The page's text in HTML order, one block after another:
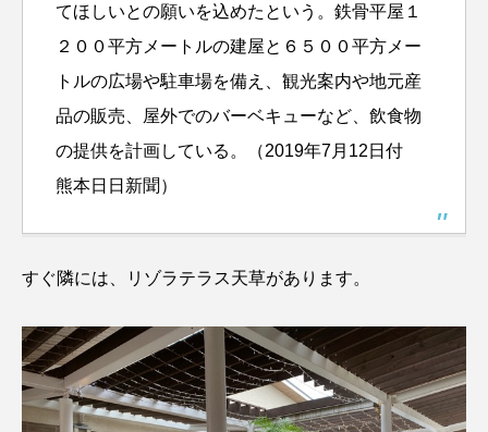
てほしいとの願いを込めたという。 鉄骨平屋１
２００平方メートルの建屋と６５００平方メー
トルの広場や駐車場を備え、観光案内や地元産
品の販売、屋外でのバーベキューなど、飲食物
の提供を計画している。（2019年7月12日付
熊本日日新聞）
すぐ隣には、リゾラテラス天草があります。